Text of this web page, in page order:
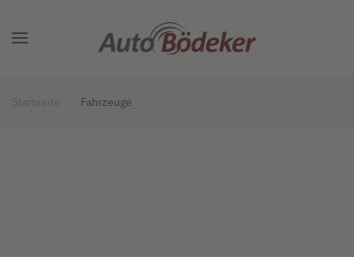
Zum Hauptinhalt springen
Startseite Fahrzeuge